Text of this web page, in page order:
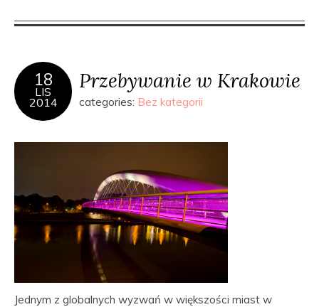
18
LIS
2014
Przebywanie w Krakowie
categories: Bez kategorii
Jednym z globalnych wyzwań w większości miast w